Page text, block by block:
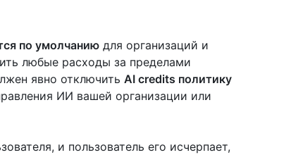
по умолчанию для организаций и
любые расходы за пределами
явно отключить AI credits политику
ИИ вашей организации или
и пользователь его исчерпает,